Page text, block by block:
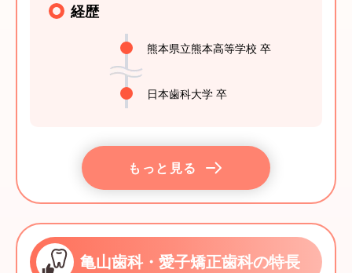
経歴
熊本県立熊本高等学校 卒
日本歯科大学 卒
もっと見る
亀山歯科・愛子矯正歯科の特長